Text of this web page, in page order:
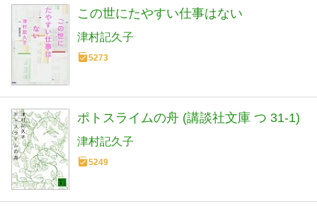
この世にたやすい仕事はない
津村記久子
5273
ポトスライムの舟 (講談社文庫 つ 31-1)
津村記久子
5249